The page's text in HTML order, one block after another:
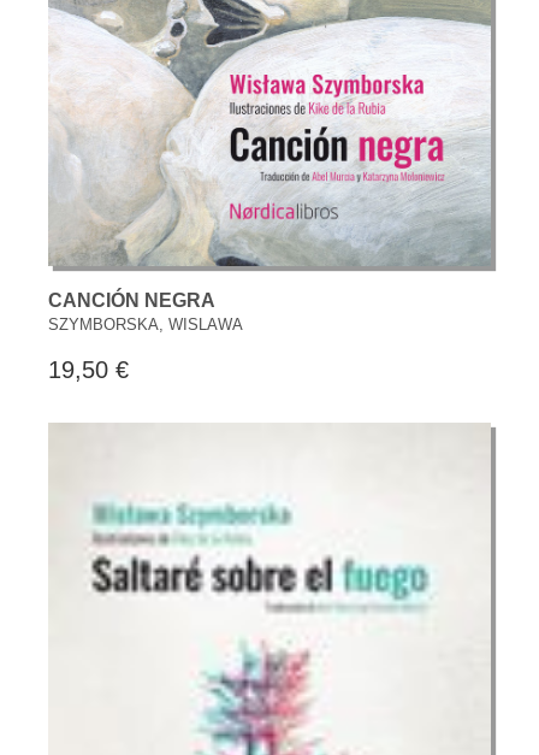
CANCIÓN NEGRA
SZYMBORSKA, WISLAWA
19,50 €